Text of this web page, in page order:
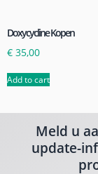
Doxycycline Kopen
€ 35,00
Add to cart
Meld u
update-